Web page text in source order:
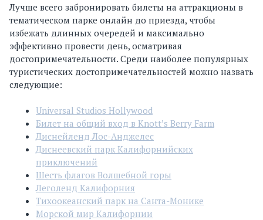
Лучше всего забронировать билеты на аттракционы в
тематическом парке онлайн до приезда, чтобы
избежать длинных очередей и максимально
эффективно провести день, осматривая
достопримечательности. Среди наиболее популярных
туристических достопримечательностей можно назвать
следующие:
Universal Studios Hollywood
Билет на общий вход в Knott’s Berry Farm
Диснейленд Лос-Анджелес
Диснеевский парк Калифорнийских
приключений
Шесть флагов Волшебной горы
Леголенд Калифорния
Тихоокеанский парк на Санта-Монике
Морской мир Калифорнии